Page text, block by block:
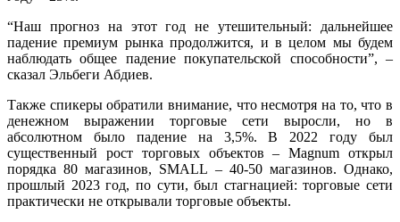
“Наш прогноз на этот год не утешительный: дальнейшее
падение премиум рынка продолжится, и в целом мы будем
наблюдать общее падение покупательской способности”, –
сказал Эльбеги Абдиев.
Также спикеры обратили внимание, что несмотря на то, что в
денежном выражении торговые сети выросли, но в
абсолютном было падение на 3,5%. В 2022 году был
существенный рост торговых объектов – Magnum открыл
порядка 80 магазинов, SMALL – 40-50 магазинов. Однако,
прошлый 2023 год, по сути, был стагнацией: торговые сети
практически не открывали торговые объекты.